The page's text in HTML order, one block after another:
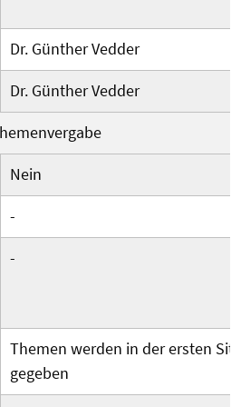
Dr. Günther Vedder
Dr. Günther Vedder
Nein
-
-
Themen werden in der ersten
gegeben